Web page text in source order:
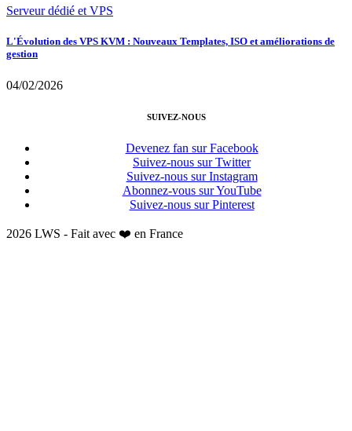
Serveur dédié et VPS
L'Évolution des VPS KVM : Nouveaux Templates, ISO et améliorations de
gestion
04/02/2026
SUIVEZ-NOUS
Devenez fan sur Facebook
Suivez-nous sur Twitter
Suivez-nous sur Instagram
Abonnez-vous sur YouTube
Suivez-nous sur Pinterest
2026 LWS - Fait avec ❤️ en France